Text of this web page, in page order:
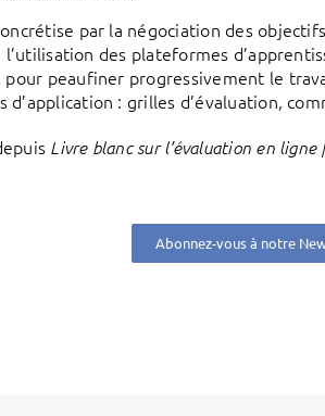
par la négociation des
des plateformes
peaufiner progressivement le
d’application : grilles d’évaluation,
Livre blanc sur l’évaluation en ligne
Abonnez-vous à notre